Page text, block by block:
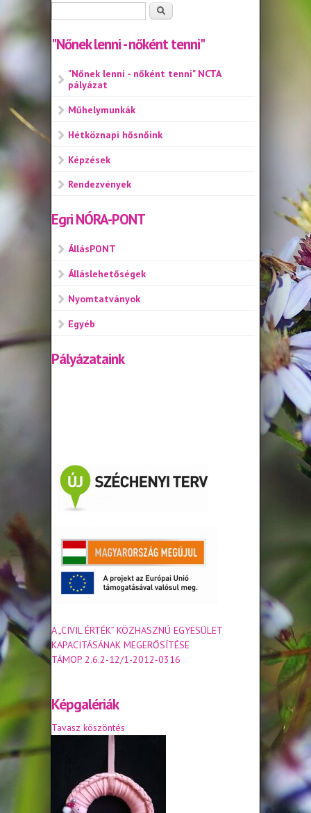
Keresés
"Nőnek lenni - nőként tenni"
"Nőnek lenni - nőként tenni" NCTA
pályázat
Műhelymunkák
Hétköznapi hősnőink
Képzések
Rendezvények
Egri NÓRA-PONT
ÁllásPONT
Álláslehetőségek
Nyomtatványok
Egyéb
Pályázataink
A „CIVIL ÉRTÉK” KÖZHASZNÚ EGYESÜLET
KAPACITÁSÁNAK MEGERŐSÍTÉSE
TÁMOP 2.6.2-12/1-2012-0316
Képgalériák
Tavasz köszöntés